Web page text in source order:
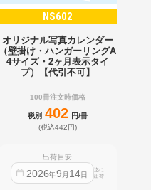
NS602
オリジナル写真カレンダー
（壁掛け・ハンガーリングA
4サイズ・2ヶ月表示タイ
プ）【代引不可】
100冊注文時価格
税別 402 円/冊
(税込442円)
出荷目安
2026年9 月 14日
迄に
出荷